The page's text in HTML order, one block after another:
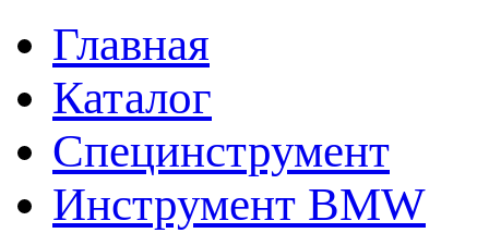
Главная
Каталог
Специнструмент
Инструмент BMW